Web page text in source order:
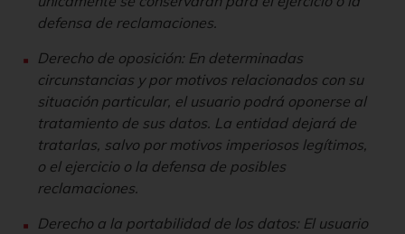
defensa de reclamaciones.
Derecho de oposición: En determinadas
circunstancias y por motivos relacionados con su
situación particular, el usuario podrá oponerse al
tratamiento de sus datos. La entidad dejará de
tratarlas, salvo por motivos imperiosos legítimos,
o el ejercicio o la defensa de posibles
reclamaciones.
Derecho a la portabilidad de los datos: El usuario